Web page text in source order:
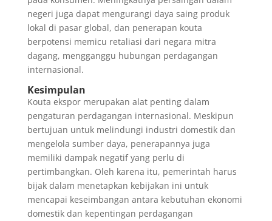
negeri juga dapat mengurangi daya saing produk
lokal di pasar global, dan penerapan kouta
berpotensi memicu retaliasi dari negara mitra
dagang, mengganggu hubungan perdagangan
internasional.
Kesimpulan
Kouta ekspor merupakan alat penting dalam
pengaturan perdagangan internasional. Meskipun
bertujuan untuk melindungi industri domestik dan
mengelola sumber daya, penerapannya juga
memiliki dampak negatif yang perlu di
pertimbangkan. Oleh karena itu, pemerintah harus
bijak dalam menetapkan kebijakan ini untuk
mencapai keseimbangan antara kebutuhan ekonomi
domestik dan kepentingan perdagangan